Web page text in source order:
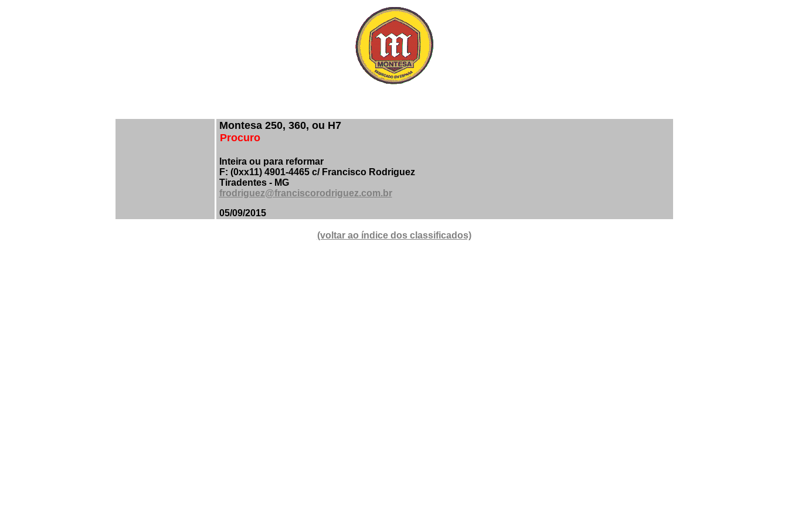
Montesa 250, 360, ou H7
Procuro
Inteira ou para reformar
F: (0xx11) 4901-4465 c/ Francisco Rodriguez
Tiradentes - MG
frodriguez@franciscorodriguez.com.br
05/09/2015
(voltar ao índice dos classificados)